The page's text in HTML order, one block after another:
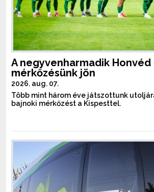
A negyvenharmadik
mérkőzésünk jön
2026. aug. 07.
Több mint három éve játszottunk
bajnoki mérkőzést a Kispesttel.